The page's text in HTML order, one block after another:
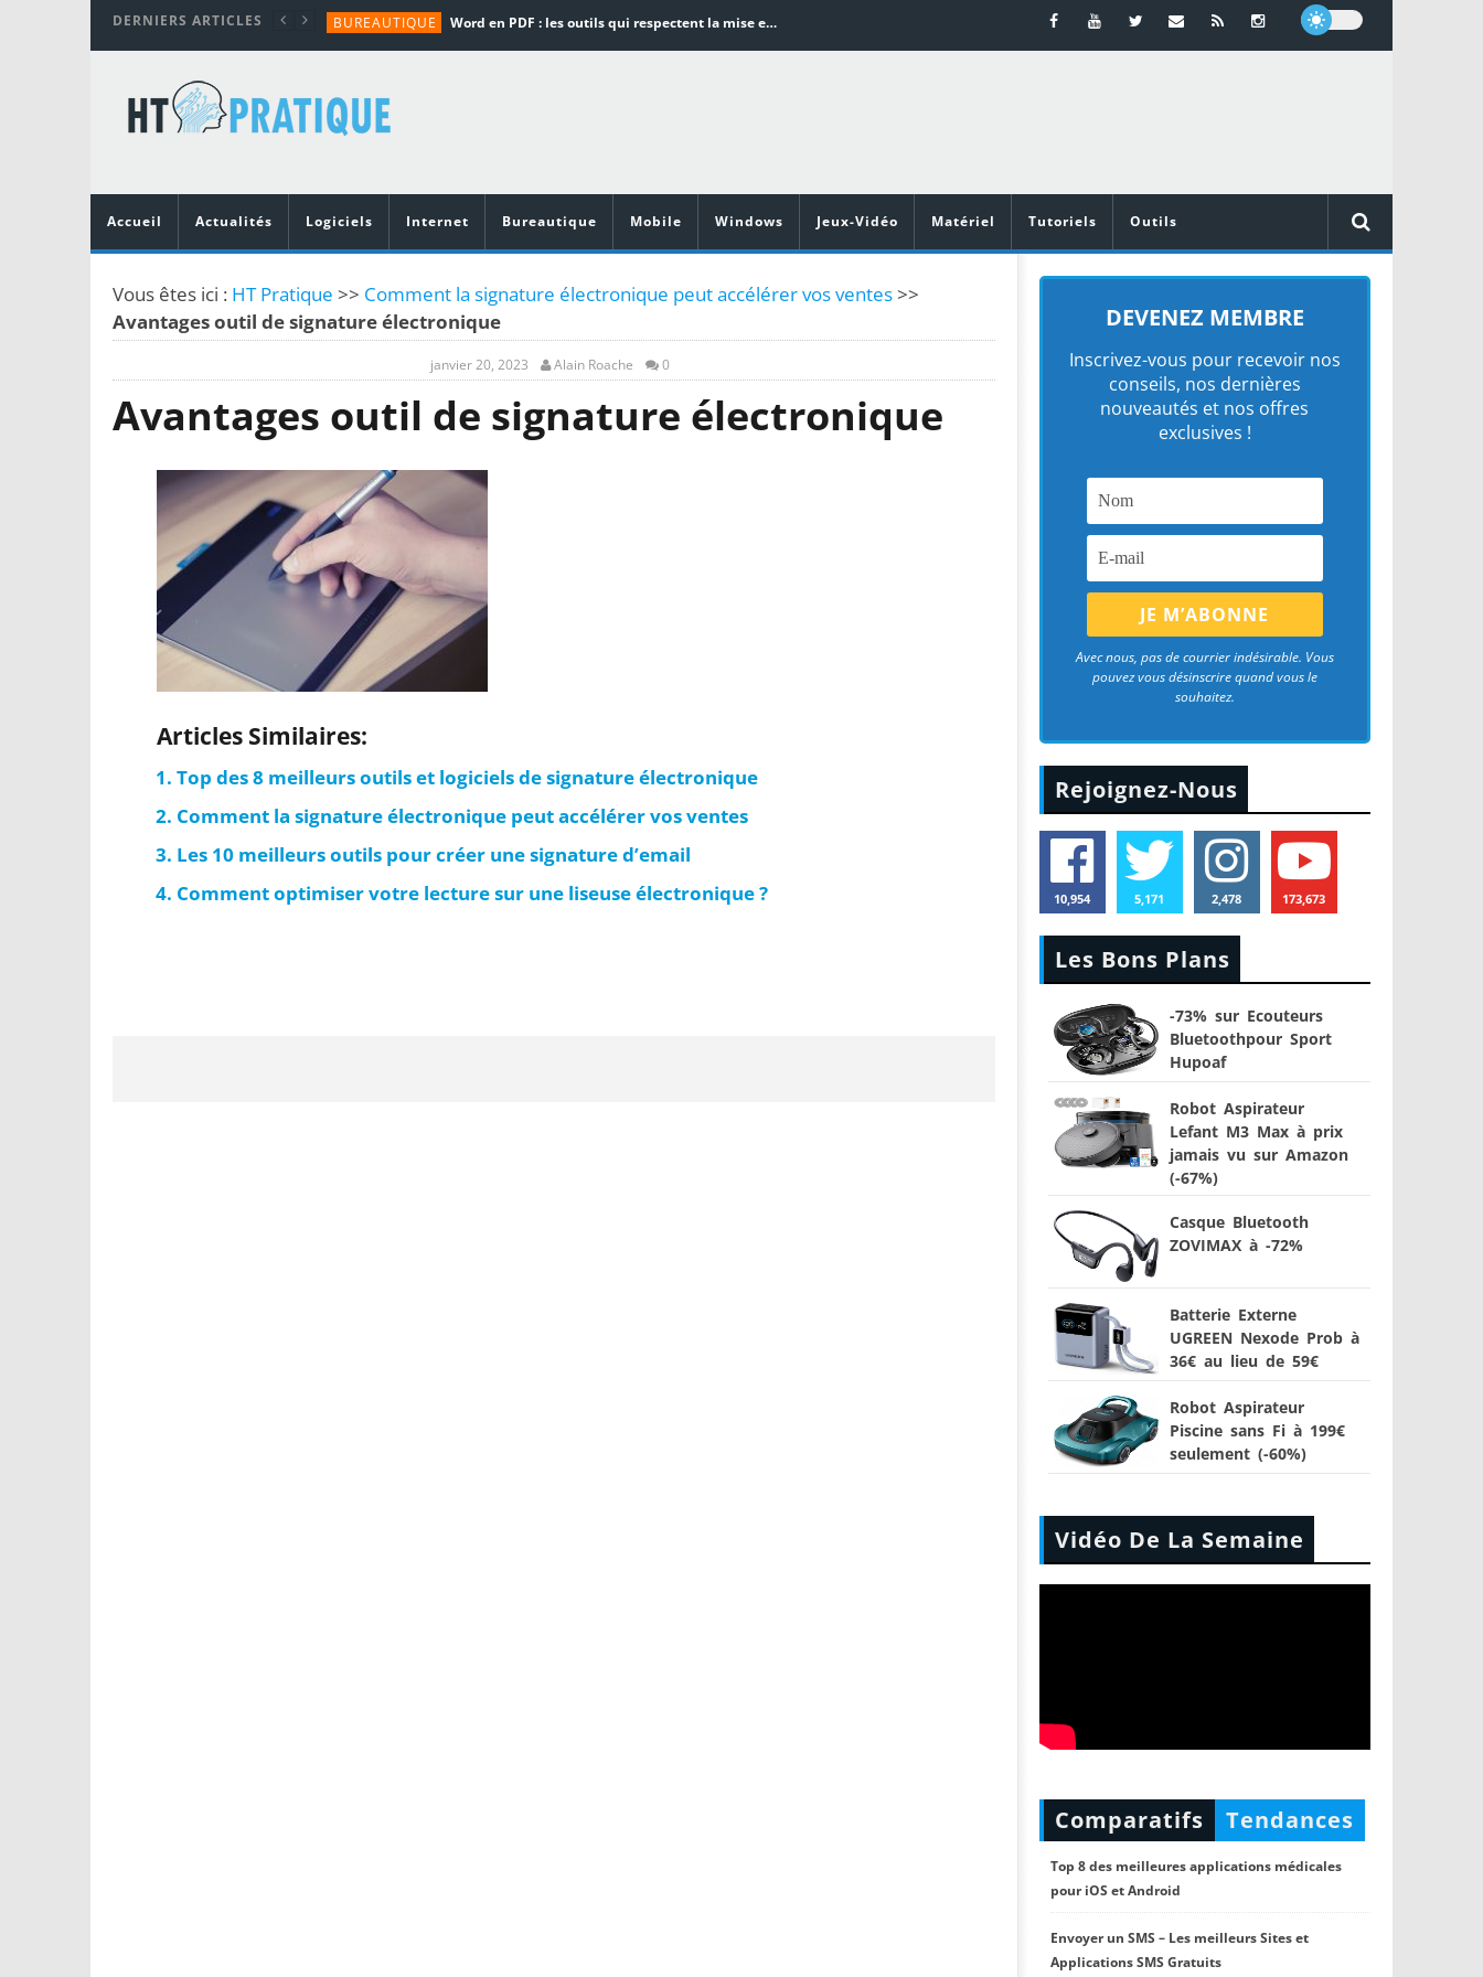
DERNIERS ARTICLES BUREAUTIQUE Word en PDF : les outils qui respectent la mise en page
TUTORIALS
MATÉRIEL
Vidéoprojecteurs Asus : Top 6 des meilleurs modèles de la marque
Accueil
Actualités Logiciels Internet Bureautique Mobile Windows Jeux-Vidéo Matériel Tutoriels Outils
Vous êtes ici : HT Pratique >> Comment la signature électronique peut accélérer vos ventes>>
Avantages outil de signature électronique
janvier 20, 2023 Alain Roache 0
Avantages outil de signature électronique
Articles Similaires:
Top des 8 meilleurs outils et logiciels de signature électronique
Comment la signature électronique peut accélérer vos ventes
Les 10 meilleurs outils pour créer une signature d’email
Comment optimiser votre lecture sur une liseuse électronique ?
DEVENEZ MEMBRE
Inscrivez-vous pour recevoir nos
conseils, nos dernières
nouveautés et nos offres
exclusives !
Avec nous, pas de courrier indésirable. Vous
pouvez vous désinscrire quand vous le
souhaitez.
Rejoignez-Nous
10,954 5,171 2,478 173,673
Les Bons Plans
-73% sur Ecouteurs
Bluetoothpour Sport
Hupoaf
Robot Aspirateur
Lefant M3 Max à prix
jamais vu sur Amazon
(-67%)
Casque Bluetooth
ZOVIMAX à -72%
Batterie Externe
UGREEN Nexode Prob à
36€ au lieu de 59€
Robot Aspirateur
Piscine sans Fi à 199€
seulement (-60%)
Vidéo De La Semaine
Comparatifs Tendances
Top 8 des meilleures applications médicales
pour iOS et Android
Envoyer un SMS – Les meilleurs Sites et
Applications SMS Gratuits